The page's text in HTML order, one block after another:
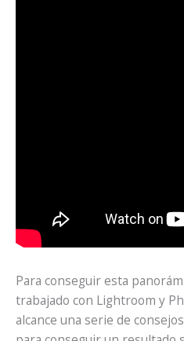
Para conseguir esta
trabajado con Lightroom y
alcance una serie de